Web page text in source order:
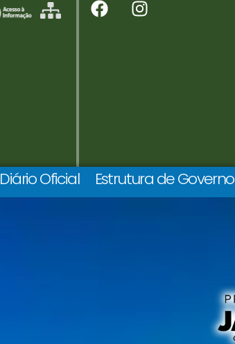
Diário Oficial Estrutura de Governo